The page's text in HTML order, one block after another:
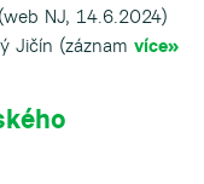
NJ, 14.6.2024)
Jičín (záznam více»